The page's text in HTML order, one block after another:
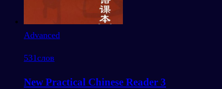
Advanced
531слов
New Practical Chinese Reader 3